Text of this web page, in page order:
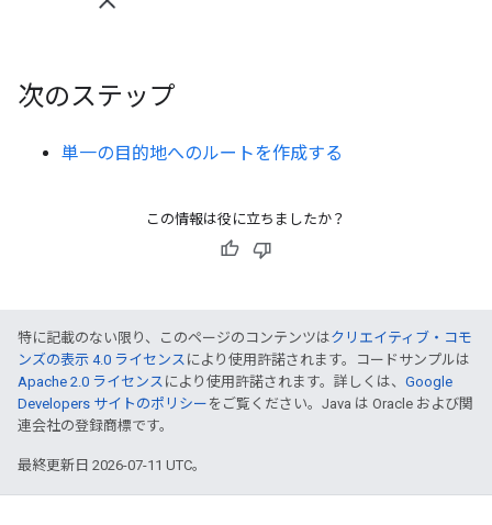
次のステップ
単一の目的地へのルートを作成する
この情報は役に立ちましたか？
特に記載のない限り、このページのコンテンツはクリエイティブ・コモ
ンズの表示 4.0 ライセンス により使用許諾されます。コードサンプルは
Apache 2.0 ライセンス により使用許諾されます。詳しくは、 Google
Developers サイトのポリシー をご覧ください。Java は Oracle および関
連会社の登録商標です。
最終更新日 2026-07-11 UTC。